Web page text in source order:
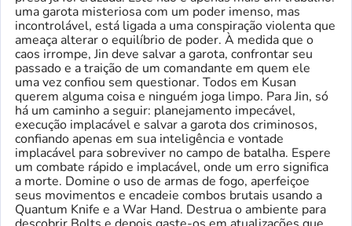
uma garota misteriosa com um poder imenso, mas
incontrolável, está ligada a uma conspiração violenta que
ameaça alterar o equilíbrio de poder. À medida que o
caos irrompe, Jin deve salvar a garota, confrontar seu
passado e a traição de um comandante em quem ele
uma vez confiou sem questionar. Todos em Kusan
querem alguma coisa e ninguém joga limpo. Para Jin, só
há um caminho a seguir: planejamento impecável,
execução implacável e salvar a garota dos criminosos,
confiando apenas em sua inteligência e vontade
implacável para sobreviver no campo de batalha. Espere
um combate rápido e implacável, onde um erro significa
a morte. Domine o uso de armas de fogo, aperfeiçoe
seus movimentos e encadeie combos brutais usando a
Quantum Knife e a War Hand. Destrua o ambiente para